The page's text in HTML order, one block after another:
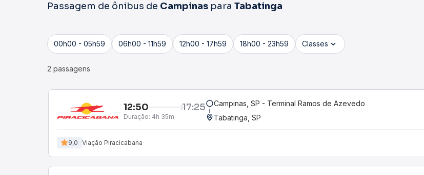
Passagem de ônibus de Campinas para Tabatinga
00h00 - 05h59 06h00 - 11h59 12h00 - 17h59 18h00 - 23h59 Classes
2 passagens
12:50 17:25
Duração: 4h 35m
Campinas, SP - Terminal Ramos de Azevedo
Tabatinga, SP
9,0 Viação Piracicabana